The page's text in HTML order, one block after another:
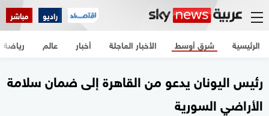
راديو مباشر
الرئيسية الأخبار العاجلة أخبار شرق أوسط عالم رياضة
رئيس اليونان يدعو من القاهرة إلى ضمان سلامة
الأراضي السورية